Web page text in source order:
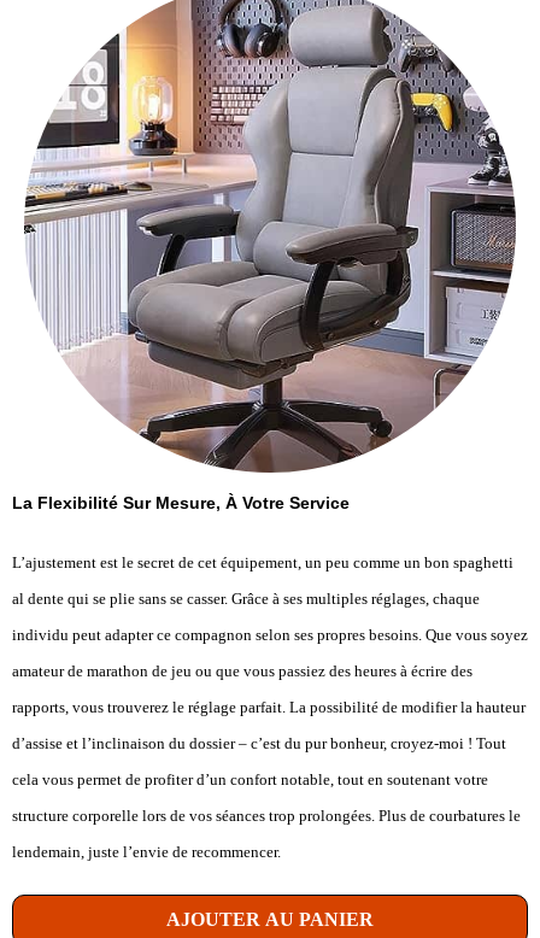
La Flexibilité Sur Mesure, À Votre Service
L’ajustement est le secret de cet équipement, un peu comme un bon spaghetti
al dente qui se plie sans se casser. Grâce à ses multiples réglages, chaque
individu peut adapter ce compagnon selon ses propres besoins. Que vous soyez
amateur de marathon de jeu ou que vous passiez des heures à écrire des
rapports, vous trouverez le réglage parfait. La possibilité de modifier la hauteur
d’assise et l’inclinaison du dossier – c’est du pur bonheur, croyez-moi ! Tout
cela vous permet de profiter d’un confort notable, tout en soutenant votre
structure corporelle lors de vos séances trop prolongées. Plus de courbatures le
lendemain, juste l’envie de recommencer.
AJOUTER AU PANIER